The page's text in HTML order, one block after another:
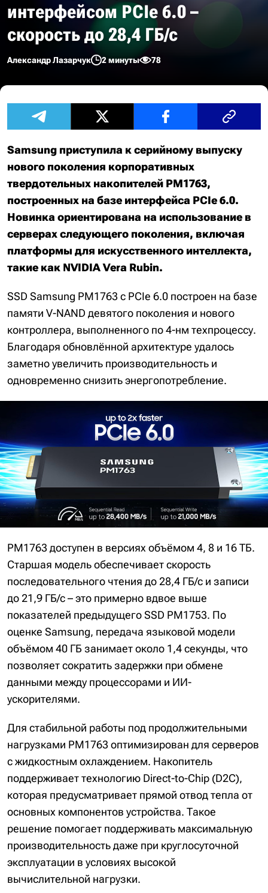
интерфейсом PCIe 6.0 –
скорость до 28,4 ГБ/с
Александр Лазарчук 2 минуты 78
Samsung приступила к серийному выпуску
нового поколения корпоративных
твердотельных накопителей PM1763,
построенных на базе интерфейса PCIe 6.0.
Новинка ориентирована на использование в
серверах следующего поколения, включая
платформы для искусственного интеллекта,
такие как NVIDIA Vera Rubin.
SSD Samsung PM1763 с PCIe 6.0 построен на базе
памяти V-NAND девятого поколения и нового
контроллера, выполненного по 4-нм техпроцессу.
Благодаря обновлённой архитектуре удалось
заметно увеличить производительность и
одновременно снизить энергопотребление.
PM1763 доступен в версиях объёмом 4, 8 и 16 ТБ.
Старшая модель обеспечивает скорость
последовательного чтения до 28,4 ГБ/с и записи
до 21,9 ГБ/с – это примерно вдвое выше
показателей предыдущего SSD PM1753. По
оценке Samsung, передача языковой модели
объёмом 40 ГБ занимает около 1,4 секунды, что
позволяет сократить задержки при обмене
данными между процессорами и ИИ-
ускорителями.
Для стабильной работы под продолжительными
нагрузками PM1763 оптимизирован для серверов
с жидкостным охлаждением. Накопитель
поддерживает технологию Direct-to-Chip (D2C),
которая предусматривает прямой отвод тепла от
основных компонентов устройства. Такое
решение помогает поддерживать максимальную
производительность даже при круглосуточной
эксплуатации в условиях высокой
вычислительной нагрузки.